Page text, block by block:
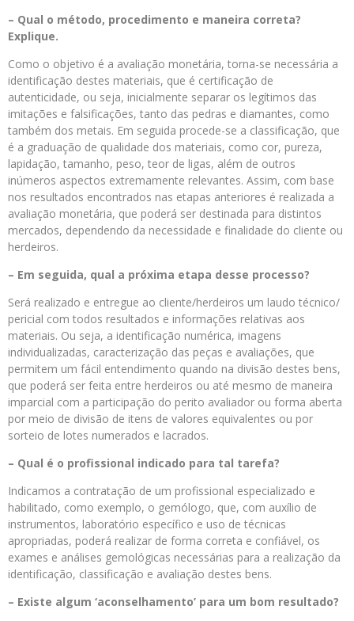
– Qual o método, procedimento e maneira correta?
Explique.
Como o objetivo é a avaliação monetária, torna-se necessária a
identificação destes materiais, que é certificação de
autenticidade, ou seja, inicialmente separar os legítimos das
imitações e falsificações, tanto das pedras e diamantes, como
também dos metais. Em seguida procede-se a classificação, que
é a graduação de qualidade dos materiais, como cor, pureza,
lapidação, tamanho, peso, teor de ligas, além de outros
inúmeros aspectos extremamente relevantes. Assim, com base
nos resultados encontrados nas etapas anteriores é realizada a
avaliação monetária, que poderá ser destinada para distintos
mercados, dependendo da necessidade e finalidade do cliente ou
herdeiros.
– Em seguida, qual a próxima etapa desse processo?
Será realizado e entregue ao cliente/herdeiros um laudo técnico/
pericial com todos resultados e informações relativas aos
materiais. Ou seja, a identificação numérica, imagens
individualizadas, caracterização das peças e avaliações, que
permitem um fácil entendimento quando na divisão destes bens,
que poderá ser feita entre herdeiros ou até mesmo de maneira
imparcial com a participação do perito avaliador ou forma aberta
por meio de divisão de itens de valores equivalentes ou por
sorteio de lotes numerados e lacrados.
– Qual é o profissional indicado para tal tarefa?
Indicamos a contratação de um profissional especializado e
habilitado, como exemplo, o gemólogo, que, com auxílio de
instrumentos, laboratório específico e uso de técnicas
apropriadas, poderá realizar de forma correta e confiável, os
exames e análises gemológicas necessárias para a realização da
identificação, classificação e avaliação destes bens.
– Existe algum ‘aconselhamento’ para um bom resultado?